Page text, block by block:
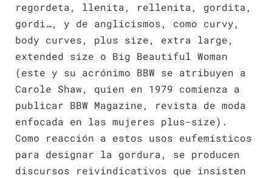
regordeta, llenita, rellenita, gordita,
gordi…, y de anglicismos, como curvy,
body curves, plus size, extra large,
extended size o Big Beautiful Woman
(este y su acrónimo BBW se atribuyen a
Carole Shaw, quien en 1979 comienza a
publicar BBW Magazine, revista de moda
enfocada en las mujeres plus-size).
Como reacción a estos usos eufemísticos
para designar la gordura, se producen
discursos reivindicativos que insisten